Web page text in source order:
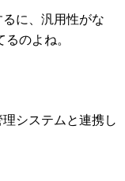
に、汎用性がな
のよね。
システムと連携し